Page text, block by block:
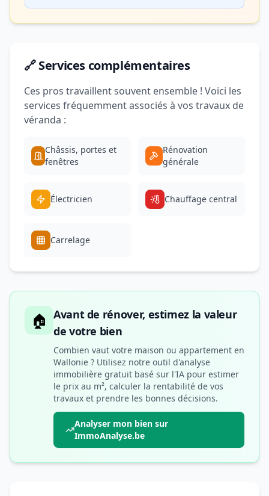
🔗 Services complémentaires
Ces pros travaillent souvent ensemble ! Voici les
services fréquemment associés à vos travaux de
véranda :
Châssis, portes et
fenêtres
Rénovation
générale
Électricien Chauffage central
Carrelage
🏠 Avant de rénover, estimez la valeur
de votre bien
Combien vaut votre maison ou appartement en
Wallonie ? Utilisez notre outil d'analyse
immobilière gratuit basé sur l'IA pour estimer
le prix au m², calculer la rentabilité de vos
travaux et prendre les bonnes décisions.
Analyser mon bien sur
ImmoAnalyse.be